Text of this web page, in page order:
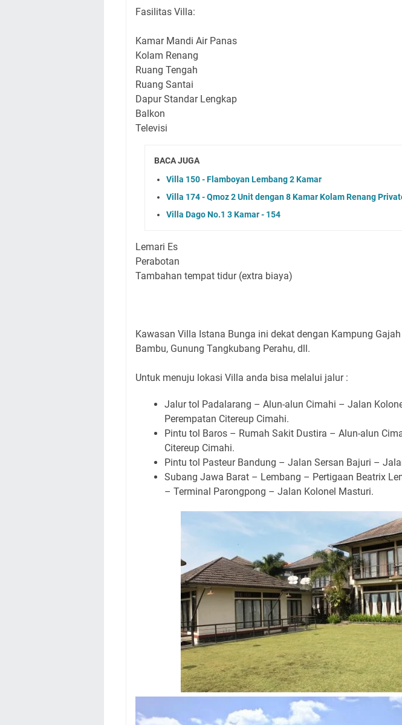
Fasilitas Villa:
Kamar Mandi Air Panas
Kolam Renang
Ruang Tengah
Ruang Santai
Dapur Standar Lengkap
Balkon
Televisi
BACA JUGA
Villa 150 - Flamboyan Lembang 2 Kamar
Villa 174 - Qmoz 2 Unit dengan 8 Kamar Kolam Renang
Villa Dago No.1 3 Kamar - 154
Lemari Es
Perabotan
Tambahan tempat tidur (extra biaya)
Kawasan Villa Istana Bunga ini dekat dengan Kampung Gajah
Bambu, Gunung Tangkubang Perahu, dll.
Untuk menuju lokasi Villa anda bisa melalui jalur :
Jalur tol Padalarang – Alun-alun Cimahi – Jalan
Perempatan Citereup Cimahi.
Pintu tol Baros – Rumah Sakit Dustira – Alun-alun
Citereup Cimahi.
Pintu tol Pasteur Bandung – Jalan Sersan Bajuri –
Subang Jawa Barat – Lembang – Pertigaan Beatrix
– Terminal Parongpong – Jalan Kolonel Masturi.